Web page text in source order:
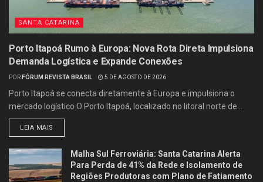
SANTA CATARINA
Porto Itapoá Rumo à Europa: Nova Rota Direta Impulsiona
Demanda Logística e Expande Conexões
POR FÓRUM REVISTA BRASIL 5 DE AGOSTO DE 2026
Porto Itapoá se conecta diretamente à Europa e impulsiona o
mercado logístico O Porto Itapoá, localizado no litoral norte de...
LEIA MAIS
Malha Sul Ferroviária: Santa Catarina Alerta
Para Perda de 41% da Rede e Isolamento de
Regiões Produtoras com Plano de Fatiamento